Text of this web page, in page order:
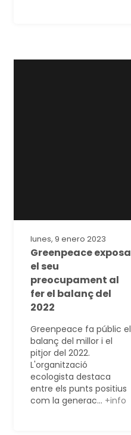
lunes, 9 enero 2023
Greenpeace exposa
el seu
preocupament al
fer el balanç del
2022
Greenpeace fa públic el
balanç del millor i el
pitjor del 2022.
L'organització
ecologista destaca
entre els punts positius
com la generac... +info